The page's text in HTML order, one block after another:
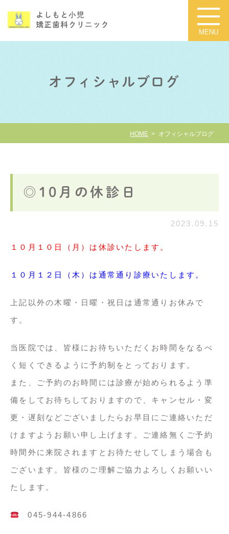
オフィシャルブログ
HOME オフィシャルブログ
◎10月の休診日
2023.09.15
１０月１０ 日（月） は休診いたします。
１０月１２日（木）は通常通り診療いたします。
上記以外の木曜・日曜・祝日は通常通りお休みで
す。
当医院では、皆様にお待ちいただくお時間をなるべ
く短くできるように予約制をとっております。
また、ご予約のお時間には診療が始められるよう準
備をしてお待ちしておりますので、キャンセル・変
更・遅刻などございましたらお早目にご連絡いただ
けますようお願い申し上げます。ご連絡無くご予約
時間外に来院されますとお待たせしてしまう場合も
ございます。皆様のご理解ご協力よろしくお願いい
たします。
045-944-4866